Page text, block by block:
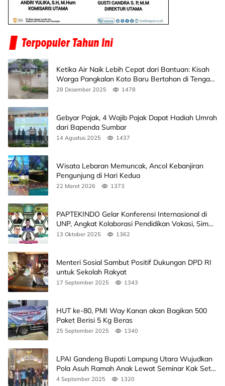
Ketika Air Naik Lebih Cepat dari Bantuan: Kisah
Warga Pangkalan Koto Baru Bertahan di Tengah
Banjir
28 Desember 2025 1478
Gebyar Pajak, 4 Wajib Pajak Dapat Hadiah Umrah
dari Bapenda Sumbar
14 Agustus 2025 1437
Wisata Lebaran Memuncak, Ancol Kebanjiran
Pengunjung di Hari Kedua
22 Maret 2026 1373
PAPTEKINDO Gelar Konferensi Internasional di
UNP, Angkat Kolaborasi Pendidikan Vokasi, Simak
Agendanya
13 Oktober 2025 1362
Menteri Sosial Sambut Positif Dukungan DPD RI
untuk Sekolah Rakyat
17 September 2025 1343
HUT ke-80, PMI Way Kanan akan Bagikan 500
Paket Berisi 5 Kg Beras
25 September 2025 1340
LPAI Gandeng Bupati Lampung Utara Wujudkan
Pola Asuh Ramah Anak Lewat Seminar Kak Seto,
Ini Jadwalnya
4 September 2025 1320